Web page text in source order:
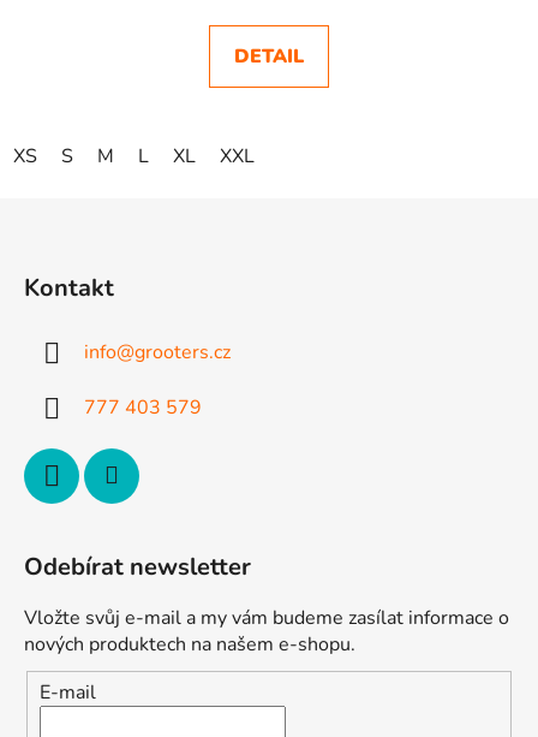
DETAIL
XS S M L XL XXL
Kontakt
info@grooters.cz
777 403 579
Odebírat newsletter
Vložte svůj e-mail a my vám budeme zasílat informace o
nových produktech na našem e-shopu.
E-mail